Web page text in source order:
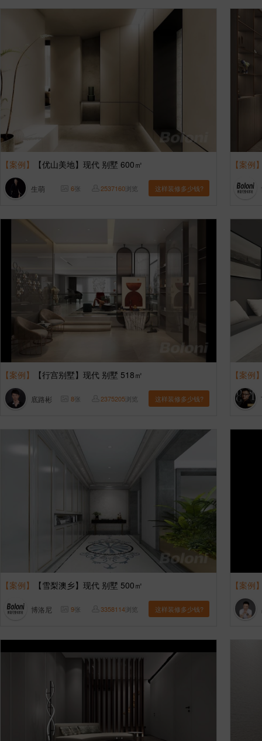
【案例】 【优山美地】现代 别墅 600㎡
生萌 6张 2537160浏览 这样装修多少钱?
【案例
【案例】 【行宫别墅】现代 别墅 518㎡
底路彬 8张 2375205浏览 这样装修多少钱?
【案例
【案例】 【雪梨澳乡】现代 别墅 500㎡
博洛尼 9张 3358114浏览 这样装修多少钱?
【案例